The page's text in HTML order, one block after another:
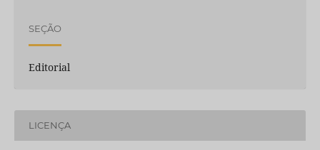
SEÇÃO
Editorial
LICENÇA